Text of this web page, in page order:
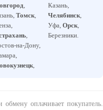
,
Томск,
,
на-Дону,
,
Казань,
Челябинск,
Уфа,Орск,
Березники.
оплачивает покупатель.